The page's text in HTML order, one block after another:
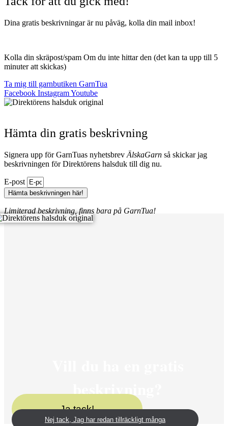
Dina gratis beskrivningar är nu påväg, kolla din mail inbox!
Kolla din skräpost/spam Om du inte hittar den (det kan ta upp till 5
minuter att skickas)
Ta mig till garnbutiken GarnTua
Facebook InstagramYoutube
Hämta din gratis beskrivning
Signera upp för GarnTuas nyhetsbrev ÄlskaGarn så skickar jag
beskrivningen för Direktörens halsduk till dig nu.
E-post
Hämta beskrivningen här!
Limiterad beskrivning, finns bara på GarnTua!
beskrivning?
Ja tack!
Nej tack, Jag har redan tillräckligt många